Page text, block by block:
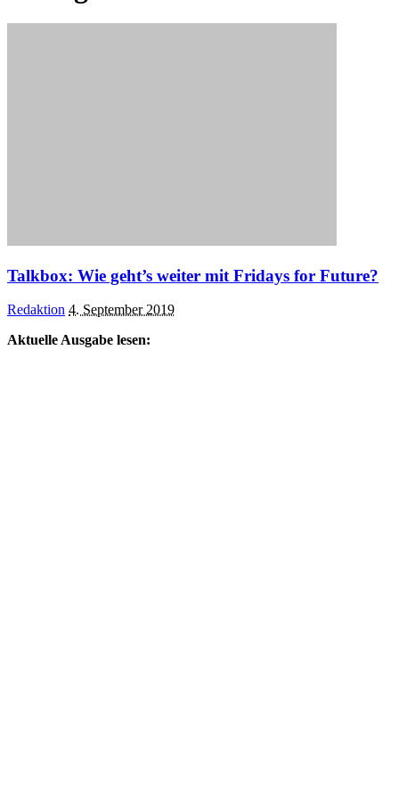
Talkbox: Wie geht’s weiter mit Fridays for Future?
Posted
Redaktion 4. September 2019
Aktuelle Ausgabe lesen: